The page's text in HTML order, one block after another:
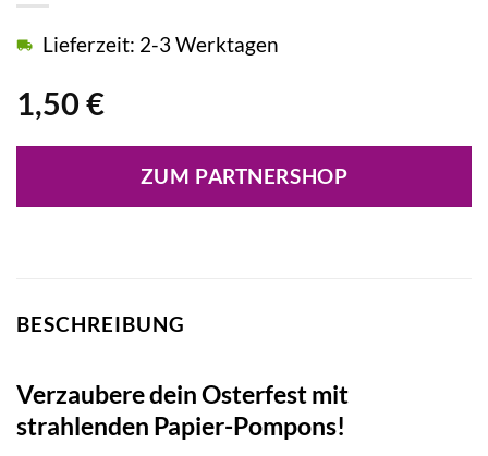
1,50 €
Lieferzeit: 2-3 Werktagen
ZUM PARTNERSHOP
BESCHREIBUNG
Verzaubere dein Osterfest mit
strahlenden Papier-Pompons!